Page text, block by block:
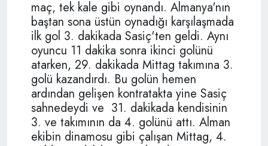
maç, tek kale gibi oynandı. Almanya'nın
baştan sona üstün oynadığı karşılaşmada
ilk gol 3. dakikada Sasiç'ten geldi. Aynı
oyuncu 11 dakika sonra ikinci golünü
atarken, 29. dakikada Mittag takımına 3.
golü kazandırdı. Bu golün hemen
ardından gelişen kontratakta yine Sasiç
sahnedeydi ve 31. dakikada kendisinin
3. ve takımının da 4. golünü attı. Alman
ekibin dinamosu gibi çalışan Mittag, 4.